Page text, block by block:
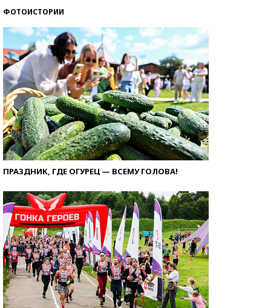
ФОТОИСТОРИИ
ПРАЗДНИК, ГДЕ ОГУРЕЦ — ВСЕМУ ГОЛОВА!